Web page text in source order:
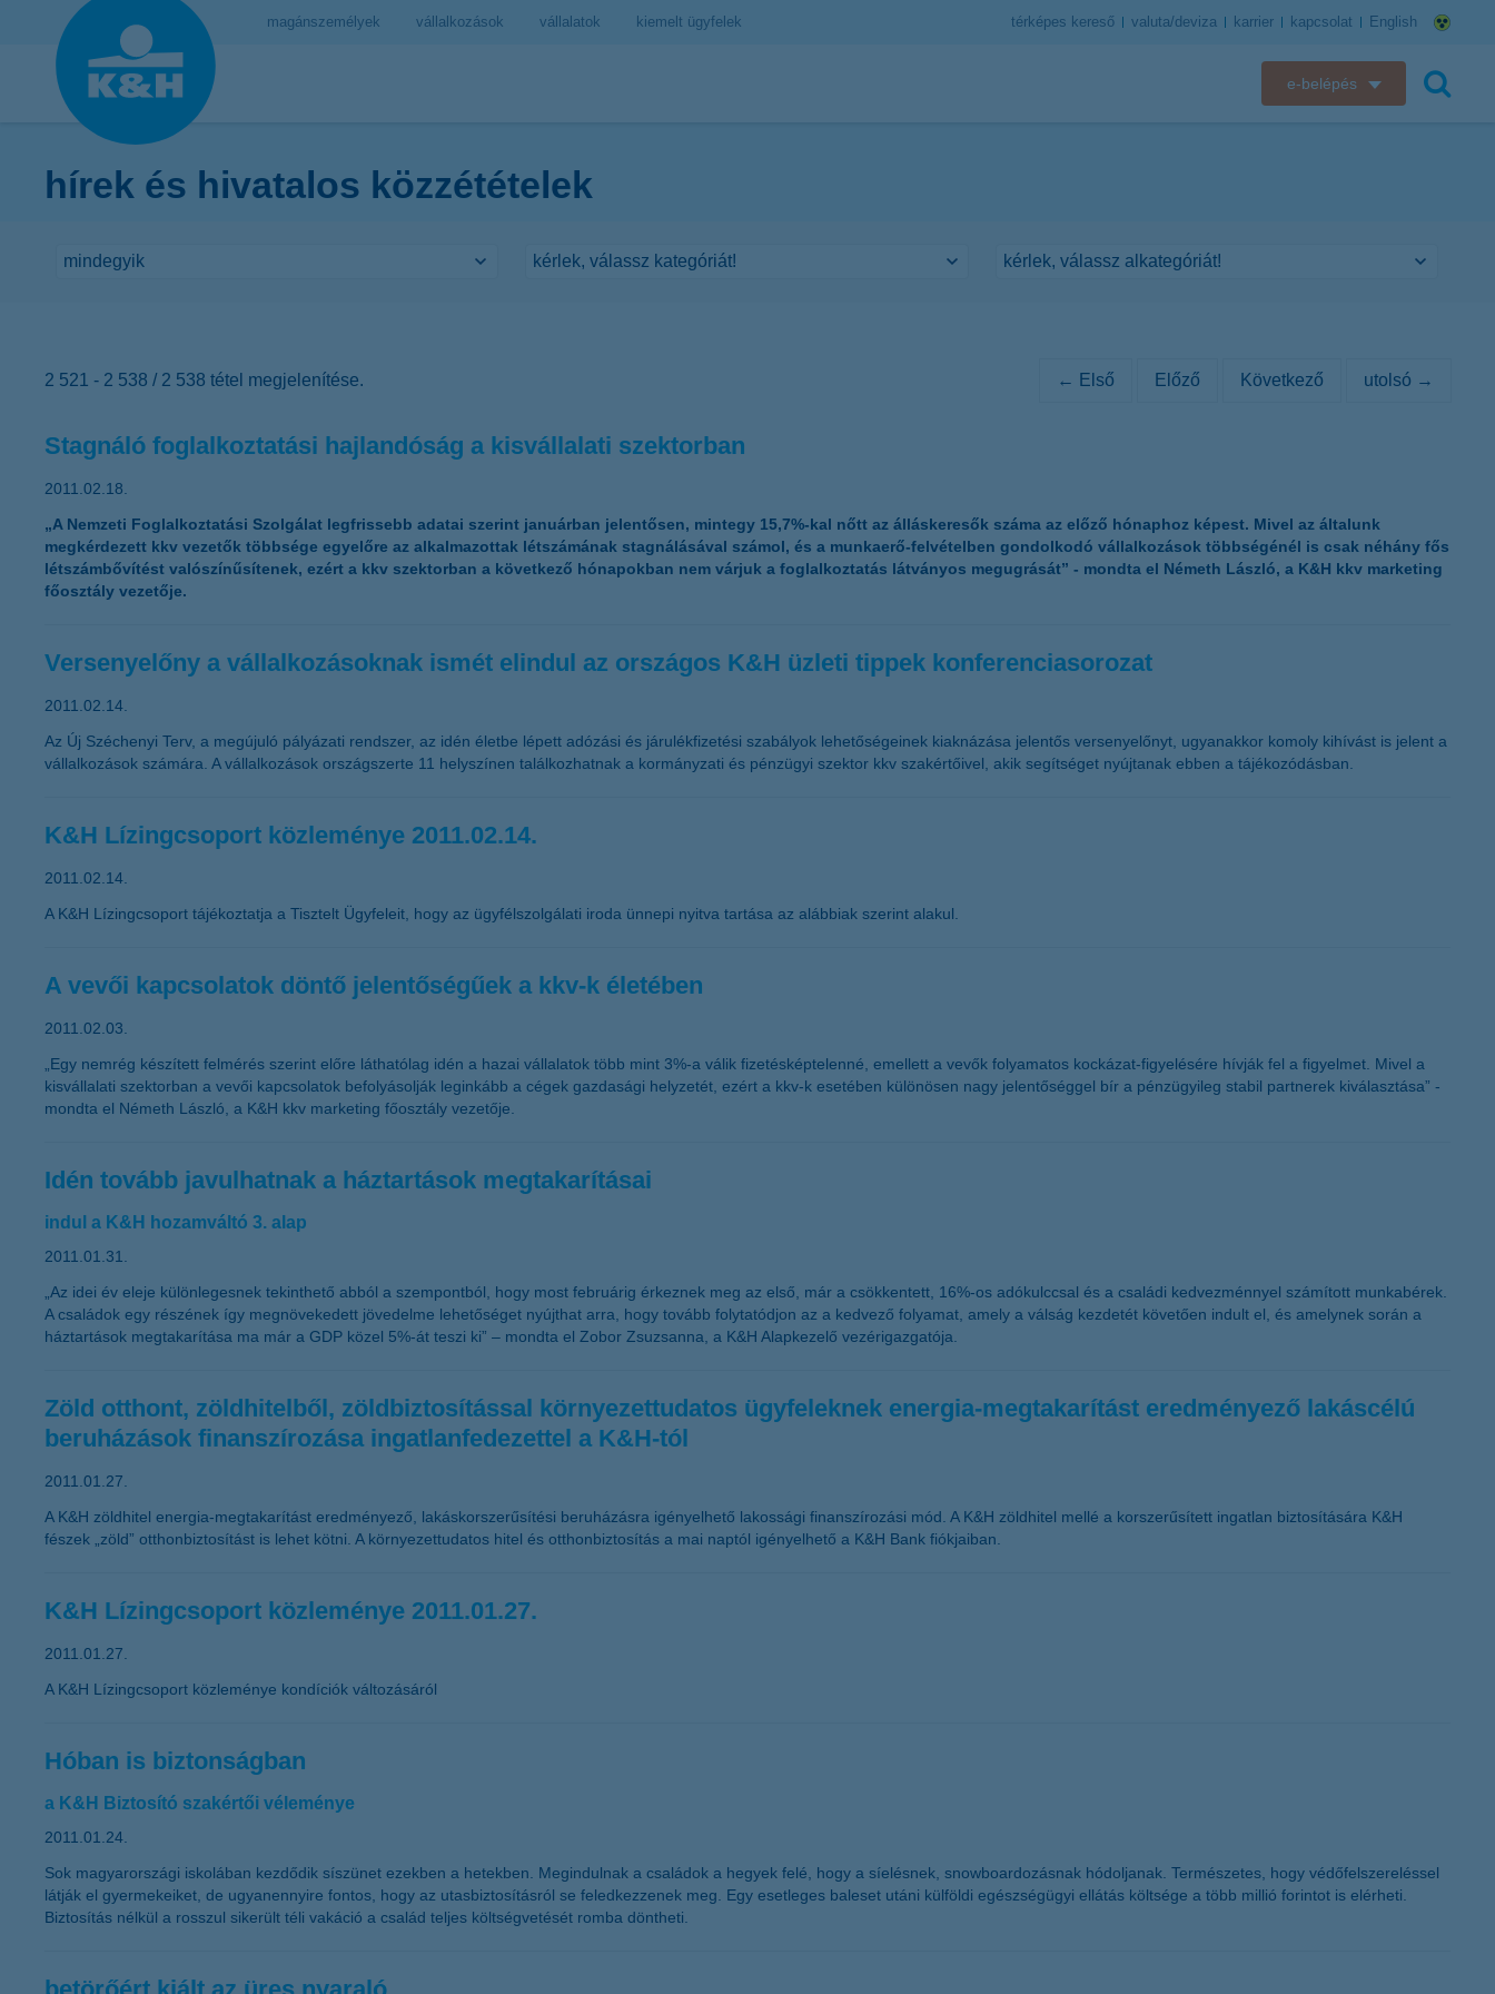
magánszemélyek vállalkozások vállalatok kiemelt ügyfelek térképes kereső valuta/deviza karrier kapcsolat English
e-belépés
K&H token megújítás
hírek és hivatalos közzétételek
2 521 - 2 538 / 2 538 tétel megjelenítése. ← Első Előző Következő utolsó →
Stagnáló foglalkoztatási hajlandóság a kisvállalati szektorban
2011.02.18.
„A Nemzeti Foglalkoztatási Szolgálat legfrissebb adatai szerint januárban jelentősen, mintegy 15,7%-kal nőtt az álláskeresők száma az előző hónaphoz képest. Mivel az általunk
megkérdezett kkv vezetők többsége egyelőre az alkalmazottak létszámának stagnálásával számol, és a munkaerő-felvételben gondolkodó vállalkozások többségénél is csak néhány fős
létszámbővítést valószínűsítenek, ezért a kkv szektorban a következő hónapokban nem várjuk a foglalkoztatás látványos megugrását” - mondta el Németh László, a K&H kkv marketing
főosztály vezetője.
Versenyelőny a vállalkozásoknak ismét elindul az országos K&H üzleti tippek konferenciasorozat
2011.02.14.
Az Új Széchenyi Terv, a megújuló pályázati rendszer, az idén életbe lépett adózási és járulékfizetési szabályok lehetőségeinek kiaknázása jelentős versenyelőnyt, ugyanakkor komoly kihívást is jelent a
vállalkozások számára. A vállalkozások országszerte 11 helyszínen találkozhatnak a kormányzati és pénzügyi szektor kkv szakértőivel, akik segítséget nyújtanak ebben a tájékozódásban.
K&H Lízingcsoport közleménye 2011.02.14.
2011.02.14.
A K&H Lízingcsoport tájékoztatja a Tisztelt Ügyfeleit, hogy az ügyfélszolgálati iroda ünnepi nyitva tartása az alábbiak szerint alakul.
A vevői kapcsolatok döntő jelentőségűek a kkv-k életében
2011.02.03.
„Egy nemrég készített felmérés szerint előre láthatólag idén a hazai vállalatok több mint 3%-a válik fizetésképtelenné, emellett a vevők folyamatos kockázat-figyelésére hívják fel a figyelmet. Mivel a
kisvállalati szektorban a vevői kapcsolatok befolyásolják leginkább a cégek gazdasági helyzetét, ezért a kkv-k esetében különösen nagy jelentőséggel bír a pénzügyileg stabil partnerek kiválasztása” -
mondta el Németh László, a K&H kkv marketing főosztály vezetője.
Idén tovább javulhatnak a háztartások megtakarításai
indul a K&H hozamváltó 3. alap
2011.01.31.
„Az idei év eleje különlegesnek tekinthető abból a szempontból, hogy most februárig érkeznek meg az első, már a csökkentett, 16%-os adókulccsal és a családi kedvezménnyel számított munkabérek.
A családok egy részének így megnövekedett jövedelme lehetőséget nyújthat arra, hogy tovább folytatódjon az a kedvező folyamat, amely a válság kezdetét követően indult el, és amelynek során a
háztartások megtakarítása ma már a GDP közel 5%-át teszi ki” – mondta el Zobor Zsuzsanna, a K&H Alapkezelő vezérigazgatója.
Zöld otthont, zöldhitelből, zöldbiztosítással környezettudatos ügyfeleknek energia-megtakarítást eredményező lakáscélú
beruházások finanszírozása ingatlanfedezettel a K&H-tól
2011.01.27.
A K&H zöldhitel energia-megtakarítást eredményező, lakáskorszerűsítési beruházásra igényelhető lakossági finanszírozási mód. A K&H zöldhitel mellé a korszerűsített ingatlan biztosítására K&H
fészek „zöld” otthonbiztosítást is lehet kötni. A környezettudatos hitel és otthonbiztosítás a mai naptól igényelhető a K&H Bank fiókjaiban.
K&H Lízingcsoport közleménye 2011.01.27.
2011.01.27.
A K&H Lízingcsoport közleménye kondíciók változásáról
Hóban is biztonságban
a K&H Biztosító szakértői véleménye
2011.01.24.
Sok magyarországi iskolában kezdődik síszünet ezekben a hetekben. Megindulnak a családok a hegyek felé, hogy a síelésnek, snowboardozásnak hódoljanak. Természetes, hogy védőfelszereléssel
látják el gyermekeiket, de ugyanennyire fontos, hogy az utasbiztosításról se feledkezzenek meg. Egy esetleges baleset utáni külföldi egészségügyi ellátás költsége a több millió forintot is elérheti.
Biztosítás nélkül a rosszul sikerült téli vakáció a család teljes költségvetését romba döntheti.